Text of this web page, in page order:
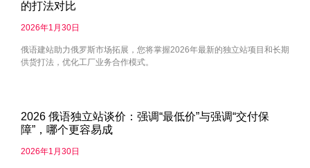
的打法对比
2026年1月30日
俄语建站助力俄罗斯市场拓展，您将掌握2026年最新的独立站项目和长期
供货打法，优化工厂业务合作模式。
2026 俄语独立站谈价：强调“最低价”与强调“交付保
障”，哪个更容易成
2026年1月30日